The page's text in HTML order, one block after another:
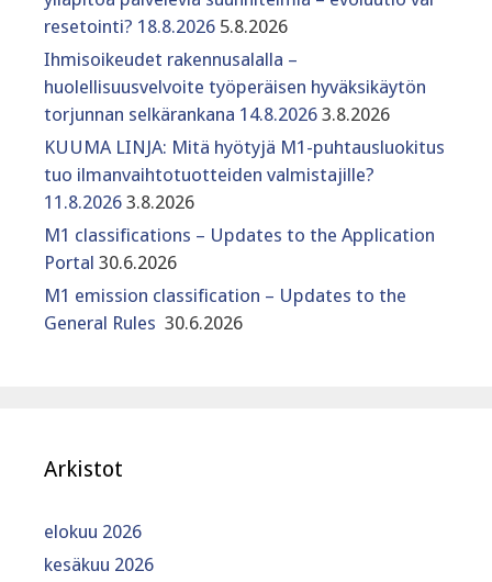
resetointi? 18.8.2026 5.8.2026
Ihmisoikeudet rakennusalalla –
huolellisuusvelvoite työperäisen hyväksikäytön
torjunnan selkärankana 14.8.2026 3.8.2026
KUUMA LINJA: Mitä hyötyjä M1-puhtausluokitus
tuo ilmanvaihtotuotteiden valmistajille?
11.8.2026 3.8.2026
M1 classifications – Updates to the Application
Portal 30.6.2026
M1 emission classification – Updates to the
General Rules 30.6.2026
Arkistot
elokuu 2026
kesäkuu 2026